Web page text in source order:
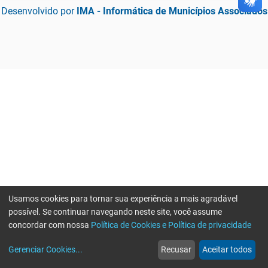
Desenvolvido por IMA - Informática de Municípios Associados
web
Notícias
more_horiz
Mais
Usamos cookies para tornar sua experiência a mais agradável
possível. Se continuar navegando neste site, você assume
concordar com nossa Política de Cookies e Política de privacidade
Gerenciar Cookies... Recusar Aceitar todos